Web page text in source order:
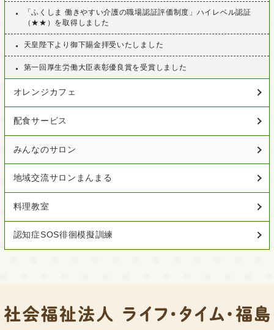
「ふくしま 働きやすい介護の職場認証評価制度」ハイレベル認証
（★★）を取得しました
天皇陛下より御下賜金拝受いたしました
第一回厚生労働大臣表彰優良賞を受賞しました
オレンジカフェ
配食サービス
みんなのサロン
地域交流サロンまんまる
料理教室
認知症SOS徘徊模擬訓練